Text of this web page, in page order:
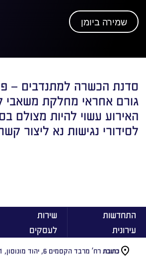
שמירה ביומן
סדנת הכשרה למתנדבים –
גורם אחראי מחלקת משאבי
האירוע עשוי להיות מצולם
לסידורי נגישות נא ליצור קשר
התחדשות
עירונית
שירות
לעסקים
כתובת רח’ מרבד הקסמים 6, יהוד מונוסון, 5635001